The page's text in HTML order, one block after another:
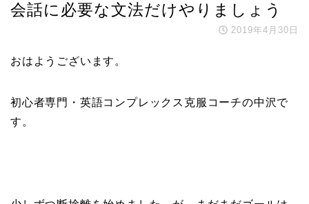
会話に必要な文法だけやりましょう
2019年4月30日
おはようございます。
初心者専門・英語コンプレックス克服コーチの中沢で
す。